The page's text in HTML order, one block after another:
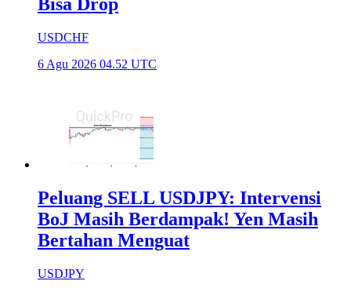
USDCHF
6 Agu 2026 04.52 UTC
Peluang SELL USDJPY: Intervensi
BoJ Masih Berdampak! Yen Masih
Bertahan Menguat
USDJPY